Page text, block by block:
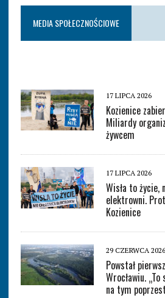
MEDIA SPOŁECZNOŚCIOWE
17 LIPCA 2026
Kozienice
Miliardy
żywcem
17 LIPCA 2026
Wisła to życie,
elektrowni.
Kozienice
29 CZERWCA 2026
Powstał
Wrocławiu.
na tym